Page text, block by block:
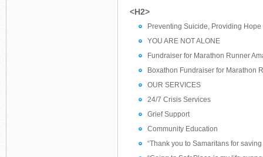
<H2>
Preventing Suicide, Providing Hope
YOU ARE NOT ALONE
Fundraiser for Marathon Runner
Boxathon Fundraiser for Marathon
OUR SERVICES
24/7 Crisis Services
Grief Support
Community Education
“Thank you to Samaritans for